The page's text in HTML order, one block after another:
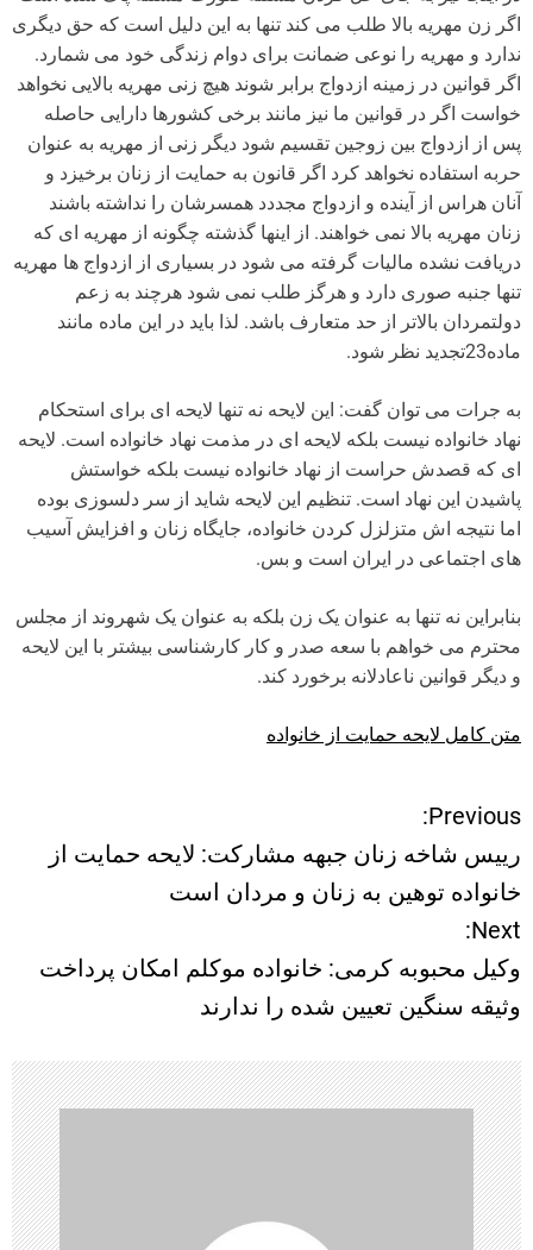
اگر زن مهریه بالا طلب می کند تنها به این دلیل است که حق دیگری
ندارد و مهریه را نوعی ضمانت برای دوام زندگی خود می شمارد.
اگر قوانین در زمینه ازدواج برابر شوند هیچ زنی مهریه بالایی نخواهد
خواست اگر در قوانین ما نیز مانند برخی کشورها دارایی حاصله
پس از ازدواج بین زوجین تقسیم شود دیگر زنی از مهریه به عنوان
حربه استفاده نخواهد کرد اگر قانون به حمایت از زنان برخیزد و
آنان هراس از آینده و ازدواج مجددد همسرشان را نداشته باشند
زنان مهریه بالا نمی خواهند. از اینها گذشته چگونه از مهریه ای که
دریافت نشده مالیات گرفته می شود در بسیاری از ازدواج ها مهریه
تنها جنبه صوری دارد و هرگز طلب نمی شود هرچند به زعم
دولتمردان بالاتر از حد متعارف باشد. لذا باید در این ماده مانند
ماده23تجدید نظر شود.
به جرات می توان گفت: این لایحه نه تنها لایحه ای برای استحکام
نهاد خانواده نیست بلکه لایحه ای در مذمت نهاد خانواده است. لایحه
ای که قصدش حراست از نهاد خانواده نیست بلکه خواستش
پاشیدن این نهاد است. تنظیم این لایحه شاید از سر دلسوزی بوده
اما نتیجه اش متزلزل کردن خانواده، جایگاه زنان و افزایش آسیب
های اجتماعی در ایران است و بس.
بنابراین نه تنها به عنوان یک زن بلکه به عنوان یک شهروند از مجلس
محترم می خواهم با سعه صدر و کار کارشناسی بیشتر با این لایحه
و دیگر قوانین ناعادلانه برخورد کند.
متن کامل لایحه حمایت از خانواده
ر
ا
ه
ب
ر
ی
ن
و
Previous:
رییس شاخه زنان جبهه مشارکت: لایحه حمایت از
خانواده توهین به زنان و مردان است
Next:
وکیل محبوبه کرمی: خانواده موکلم امکان پرداخت
وثیقه سنگین تعیین شده را ندارند